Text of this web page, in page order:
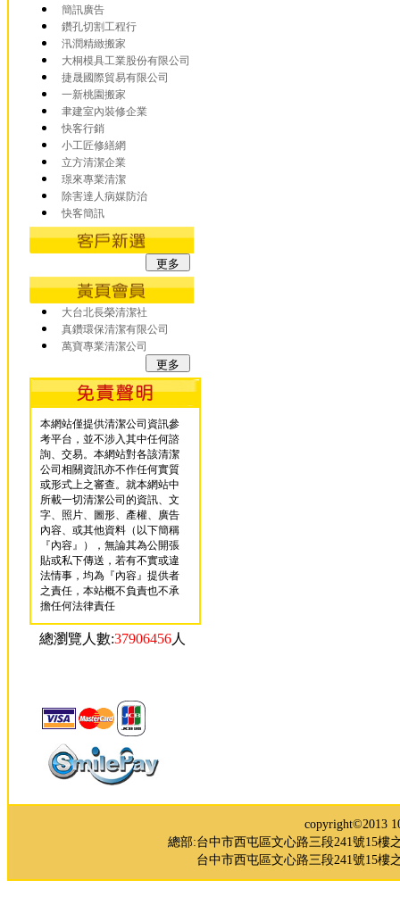
簡訊廣告
鑽孔切割工程行
汛潤精緻搬家
大桐模具工業股份有限公司
捷晟國際貿易有限公司
一新桃園搬家
聿建室內裝修企業
快客行銷
小工匠修繕網
立方清潔企業
璟來專業清潔
除害達人病媒防治
快客簡訊
大台北長榮清潔社
真鑽環保清潔有限公司
萬寶專業清潔公司
本網站僅提供清潔公司資訊參
考平台，並不涉入其中任何諮
詢、交易。本網站對各該清潔
公司相關資訊亦不作任何實質
或形式上之審查。就本網站中
所載一切清潔公司的資訊、文
字、照片、圖形、產權、廣告
內容、或其他資料（以下簡稱
『內容』），無論其為公開張
貼或私下傳送，若有不實或違
法情事，均為『內容』提供者
之責任，本站概不負責也不承
擔任何法律責任
總瀏覽人數:37906456人
總部:台中市西屯區文心路三段241號15
台中市西屯區文心路三段241號15